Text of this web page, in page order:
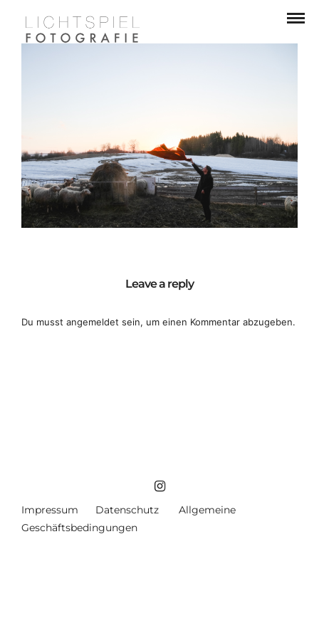
Leave a reply
Du musst angemeldet sein, um einen Kommentar abzugeben.
Impressum Datenschutz
Allgemeine
Geschäftsbedingungen